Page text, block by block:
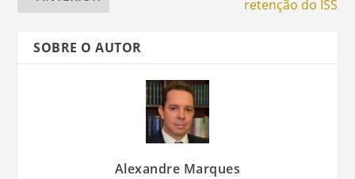
retenção do ISS
SOBRE O AUTOR
Alexandre Marques